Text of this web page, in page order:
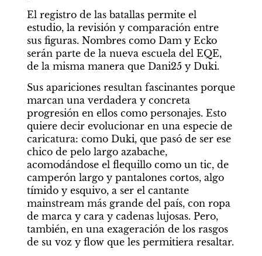
El registro de las batallas permite el
estudio, la revisión y comparación entre
sus figuras. Nombres como Dam y Ecko
serán parte de la nueva escuela del EQE,
de la misma manera que Dani25 y Duki.
Sus apariciones resultan fascinantes porque
marcan una verdadera y concreta
progresión en ellos como personajes. Esto
quiere decir evolucionar en una especie de
caricatura: como Duki, que pasó de ser ese
chico de pelo largo azabache,
acomodándose el flequillo como un tic, de
camperón largo y pantalones cortos, algo
tímido y esquivo, a ser el cantante
mainstream más grande del país, con ropa
de marca y cara y cadenas lujosas. Pero,
también, en una exageración de los rasgos
de su voz y flow que les permitiera resaltar.